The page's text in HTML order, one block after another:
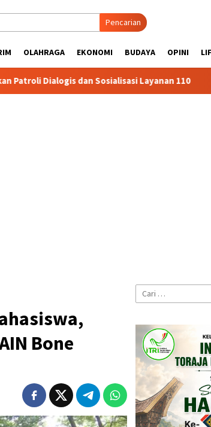
Pencarian
OLAHRAGA EKONOMI BUDAYA OPINI
Layanan 110 Jasa Raharja
Bone
Cari
untuk: